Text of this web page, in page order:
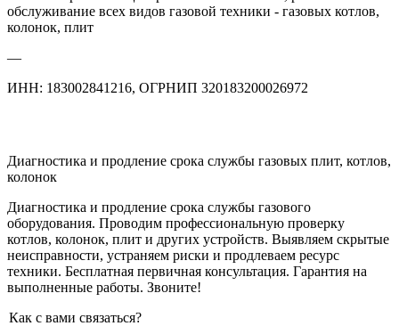
обслуживание всех видов газовой техники - газовых котлов,
колонок, плит
—
ИНН: 183002841216, ОГРНИП 320183200026972
Диагностика и продление срока службы газовых плит, котлов,
колонок
Диагностика и продление срока службы газового
оборудования. Проводим профессиональную проверку
котлов, колонок, плит и других устройств. Выявляем скрытые
неисправности, устраняем риски и продлеваем ресурс
техники. Бесплатная первичная консультация. Гарантия на
выполненные работы. Звоните!
Как с вами связаться?